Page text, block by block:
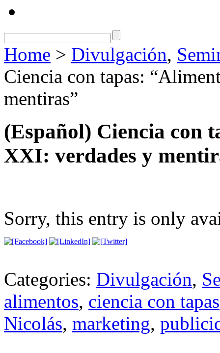
Home > Divulgación,
Ciencia con tapas:
mentiras”
(Español) Ciencia con
XXI: verdades y
Sorry, this entry is only
Categories: Divulgación,
alimentos, ciencia con tapas
Nicolás, marketing,